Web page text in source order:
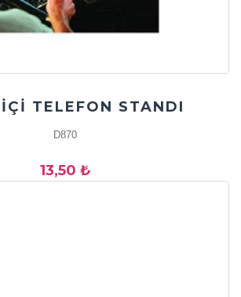
TELEFON STANDI
D870
13,50 ₺